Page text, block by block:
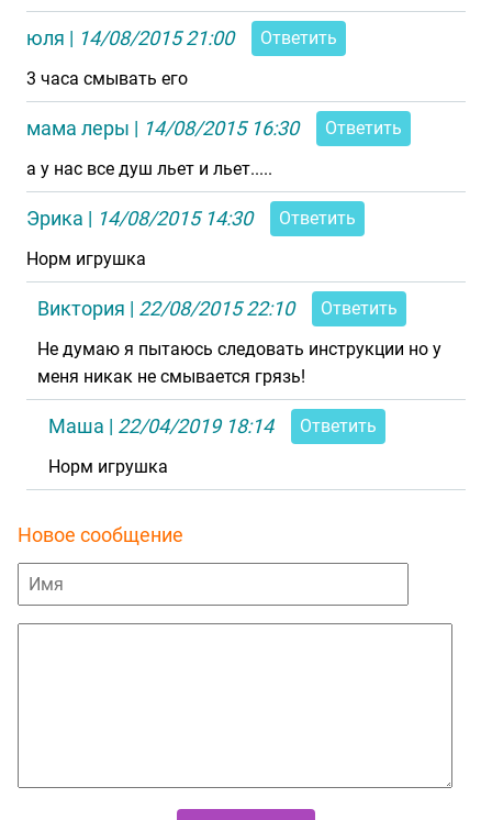
юля | 14/08/2015 21:00
Ответить
3 часа смывать его
мама леры | 14/08/2015 16:30
Ответить
а у нас все душ льет и льет.....
Эрика | 14/08/2015 14:30
Ответить
Норм игрушка
Виктория | 22/08/2015 22:10
Ответить
Не думаю я пытаюсь следовать инструкции но у
меня никак не смывается грязь!
Маша | 22/04/2019 18:14
Ответить
Норм игрушка
Новое сообщение